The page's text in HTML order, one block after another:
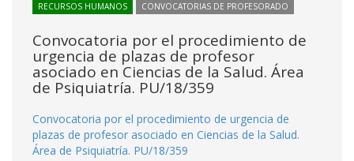
RECURSOS HUMANOS CONVOCATORIAS DE PROFESORADO
Convocatoria por el procedimiento de
urgencia de plazas de profesor
asociado en Ciencias de la Salud. Área
de Psiquiatría. PU/18/359
Convocatoria por el procedimiento de urgencia de
plazas de profesor asociado en Ciencias de la Salud.
Área de Psiquiatría. PU/18/359